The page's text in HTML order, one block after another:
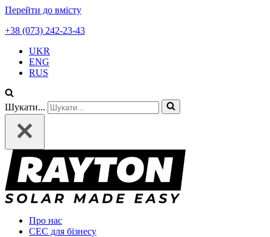
Перейти до вмісту
+38 (073) 242-23-43
UKR
ENG
RUS
Шукати...
Про нас
СЕС для бізнесу